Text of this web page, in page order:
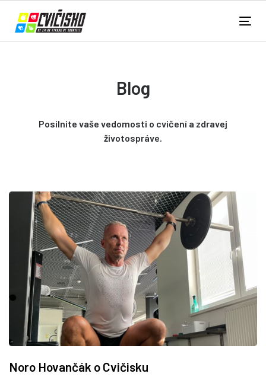
Blog
Posilnite vaše vedomosti o cvičení a zdravej
životospráve.
Noro Hovančák o Cvičisku